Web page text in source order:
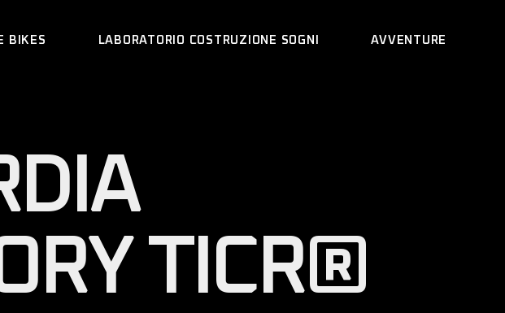
BIKES LABORATORIO COSTRUZIONE SOGNI AVVENTURE
TICR®